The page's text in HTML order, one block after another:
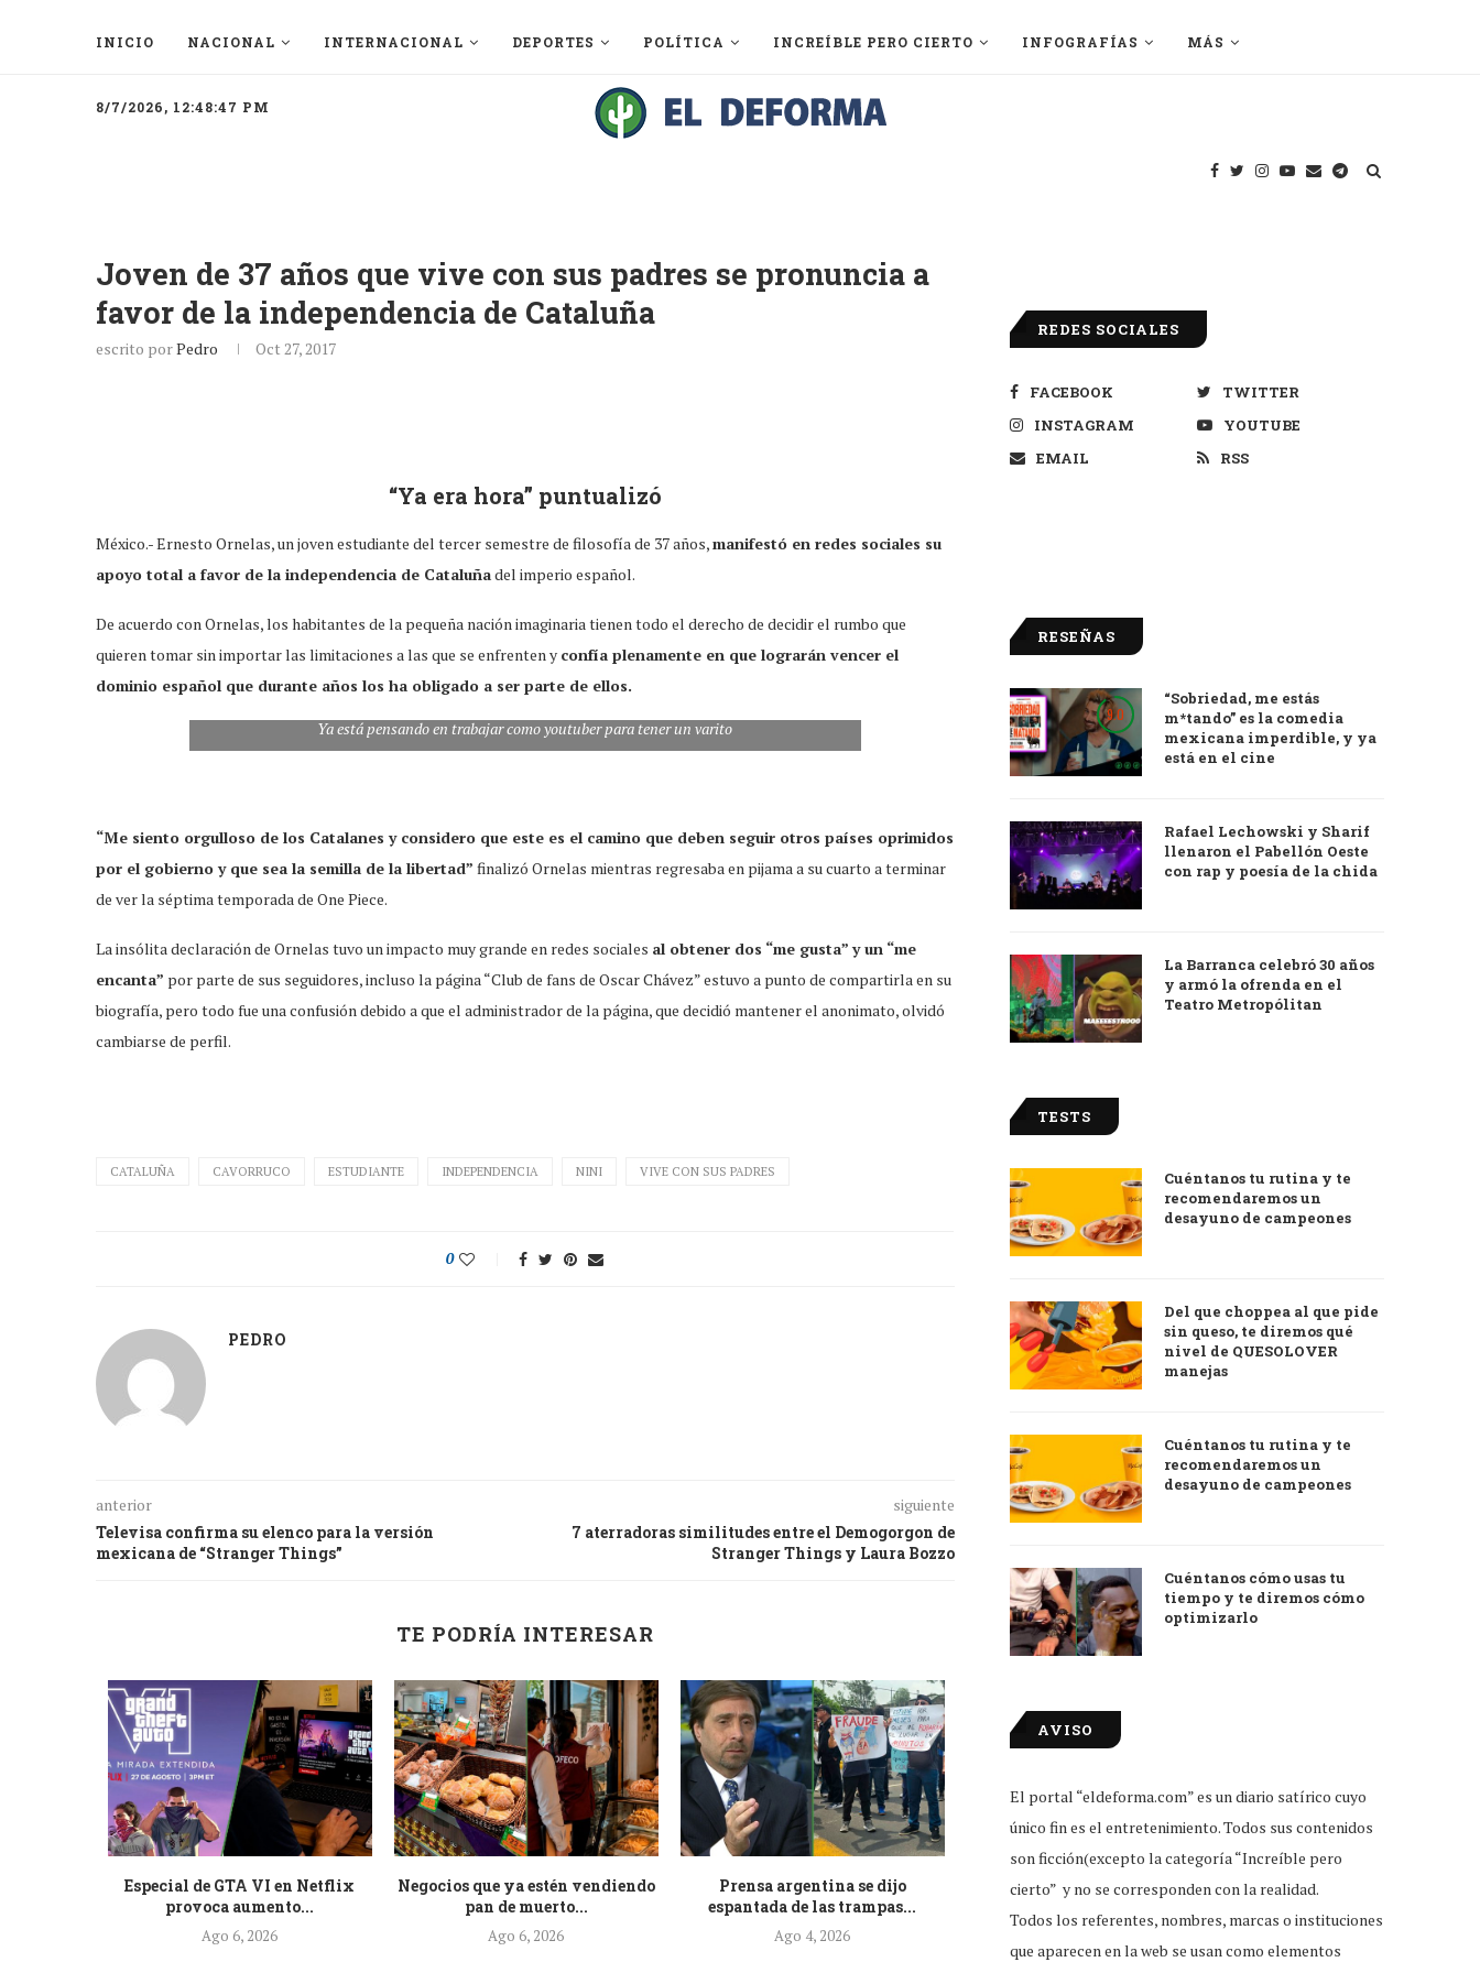
INICIO NACIONAL INTERNACIONAL DEPORTES POLÍTICA INCREÍBLE PERO CIERTO INFOGRAFÍAS MÁS
8/7/2026, 12:48:47 PM
Joven de 37 años que vive con sus padres se pronuncia a
favor de la independencia de Cataluña
escrito porPedro Oct 27, 2017
“Ya era hora” puntualizó
México.- Ernesto Ornelas, un joven estudiante del tercer semestre de filosofía de 37 años,manifestó en redes sociales su
apoyo total a favor de la independencia de Cataluñadel imperio español.
De acuerdo con Ornelas, los habitantes de la pequeña nación imaginaria tienen todo el derecho de decidir el rumbo que
quieren tomar sin importar las limitaciones a las que se enfrenten y confía plenamente en que lograrán vencer el
dominio español que durante años los ha obligado a ser parte de ellos.
Ya está pensando en trabajar como youtuber para tener un varito
“Me siento orgulloso de los Catalanes y considero que este es el camino que deben seguir otros países oprimidos
por el gobierno y que sea la semilla de la libertad” finalizó Ornelas mientras regresaba en pijama a su cuarto a terminar
de ver la séptima temporada de One Piece.
La insólita declaración de Ornelas tuvo un impacto muy grande en redes sociales al obtener dos “me gusta” y un “me
encanta” por parte de sus seguidores, incluso la página “Club de fans de Oscar Chávez” estuvo a punto de compartirla en su
biografía, pero todo fue una confusión debido a que el administrador de la página, que decidió mantener el anonimato, olvidó
cambiarse de perfil.
CATALUÑA CAVORRUCO ESTUDIANTE INDEPENDENCIA NINI VIVE CON SUS PADRES
0
PEDRO
anterior
Televisa confirma su elenco para la versión
mexicana de “Stranger Things”
siguiente
7 aterradoras similitudes entre el Demogorgon de
Stranger Things y Laura Bozzo
TE PODRÍA INTERESAR
Especial de GTA VI en Netflix
provoca aumento...
Ago 6, 2026
Negocios que ya estén vendiendo
pan de muerto...
Ago 6, 2026
Prensa argentina se dijo
espantada de las trampas...
Ago 4, 2026
Atento aviso: para quienes vieron
Caída de Harry Styles fue
REDES SOCIALES
FACEBOOK
TWITTER
INSTAGRAM
YOUTUBE
EMAIL
RSS
RESEÑAS
9.0
“Sobriedad, me estás
m*tando” es la comedia
mexicana imperdible, y ya
está en el cine
Rafael Lechowski y Sharif
llenaron el Pabellón Oeste
con rap y poesía de la chida
La Barranca celebró 30 años
y armó la ofrenda en el
Teatro Metropólitan
TESTS
Cuéntanos tu rutina y te
recomendaremos un
desayuno de campeones
Del que choppea al que pide
sin queso, te diremos qué
nivel de QUESOLOVER
manejas
Cuéntanos tu rutina y te
recomendaremos un
desayuno de campeones
Cuéntanos cómo usas tu
tiempo y te diremos cómo
optimizarlo
AVISO
El portal “eldeforma.com” es un diario satírico cuyo
único fin es el entretenimiento. Todos sus contenidos
son ficción(excepto la categoría “Increíble pero
cierto” y no se corresponden con la realidad.
Todos los referentes, nombres, marcas o instituciones
que aparecen en la web se usan como elementos